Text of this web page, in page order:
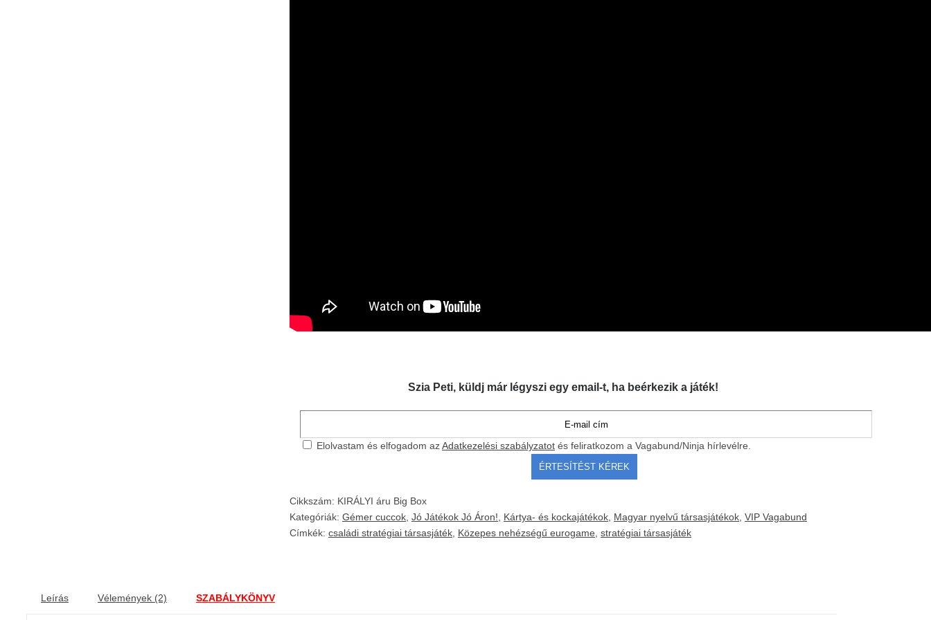
Szia Peti, küldj már légyszi egy email-t, ha beérkezik a játék!
Elolvastam és elfogadom azAdatkezelési szabályzatot és feliratkozom a Vagabund/Ninja hírlevélre.
Cikkszám: KIRÁLYI áru Big Box
Kategóriák: Gémer cuccok Jó Játékok Jó Áron! Kártya- és kockajátékok Magyar nyelvű társasjátékok VIP Vagabund
Címkék: családi stratégiai társasjáték Közepes nehézségű eurogame stratégiai társasjáték
Leírás Vélemények (2) SZABÁLYKÖNYV